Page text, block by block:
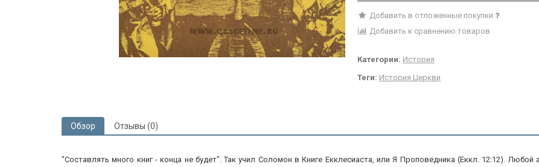
Добавить в отложенные покупки
Добавить к сравнению товаров
Категории: История
Теги: История Церкви
Обзор Отзывы (0)
"Составлять много книг - конца не будет". Так учил Соломон в Книге Екклесиаста, или Я Проповедника (Еккл. 12:12). Любой